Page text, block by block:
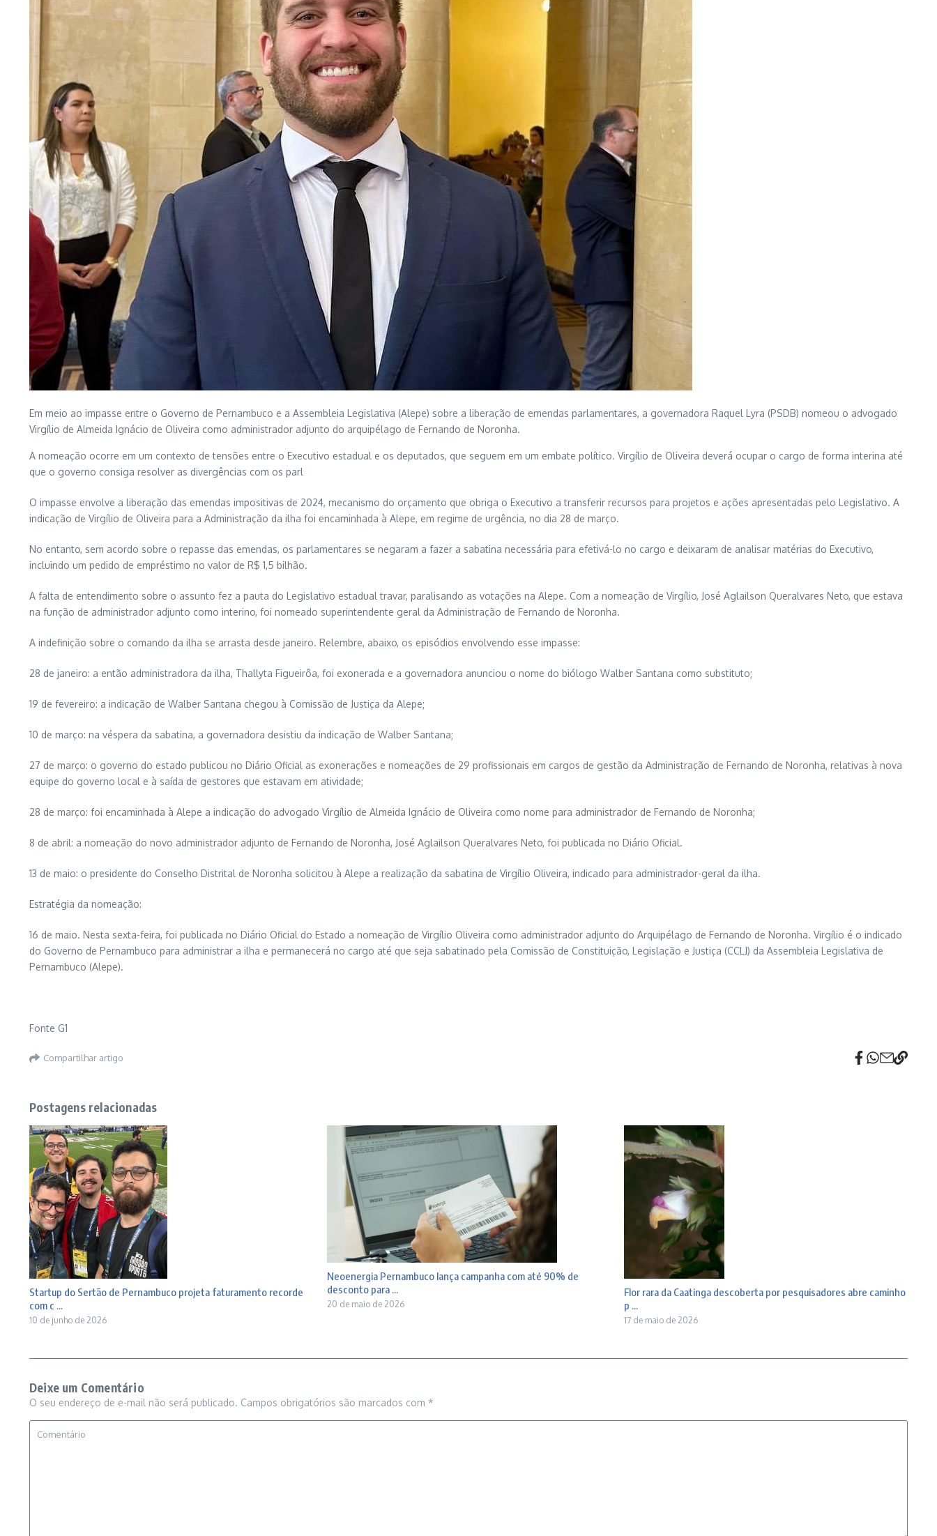
Em meio ao impasse entre o Governo de Pernambuco e a Assembleia Legislativa (Alepe) sobre a liberação de emendas parlamentares, a governadora Raquel Lyra (PSDB) nomeou o advogado
Virgílio de Almeida Ignácio de Oliveira como administrador adjunto do arquipélago de Fernando de Noronha.
A nomeação ocorre em um contexto de tensões entre o Executivo estadual e os deputados, que seguem em um embate político. Virgílio de Oliveira deverá ocupar o cargo de forma interina até
que o governo consiga resolver as divergências com os parl
O impasse envolve a liberação das emendas impositivas de 2024, mecanismo do orçamento que obriga o Executivo a transferir recursos para projetos e ações apresentadas pelo Legislativo. A
indicação de Virgílio de Oliveira para a Administração da ilha foi encaminhada à Alepe, em regime de urgência, no dia 28 de março.
No entanto, sem acordo sobre o repasse das emendas, os parlamentares se negaram a fazer a sabatina necessária para efetivá-lo no cargo e deixaram de analisar matérias do Executivo,
incluindo um pedido de empréstimo no valor de R$ 1,5 bilhão.
A falta de entendimento sobre o assunto fez a pauta do Legislativo estadual travar, paralisando as votações na Alepe. Com a nomeação de Virgílio, José Aglailson Queralvares Neto, que estava
na função de administrador adjunto como interino, foi nomeado superintendente geral da Administração de Fernando de Noronha.
A indefinição sobre o comando da ilha se arrasta desde janeiro. Relembre, abaixo, os episódios envolvendo esse impasse:
28 de janeiro: a então administradora da ilha, Thallyta Figueirôa, foi exonerada e a governadora anunciou o nome do biólogo Walber Santana como substituto;
19 de fevereiro: a indicação de Walber Santana chegou à Comissão de Justiça da Alepe;
10 de março: na véspera da sabatina, a governadora desistiu da indicação de Walber Santana;
27 de março: o governo do estado publicou no Diário Oficial as exonerações e nomeações de 29 profissionais em cargos de gestão da Administração de Fernando de Noronha, relativas à nova
equipe do governo local e à saída de gestores que estavam em atividade;
28 de março: foi encaminhada à Alepe a indicação do advogado Virgílio de Almeida Ignácio de Oliveira como nome para administrador de Fernando de Noronha;
8 de abril: a nomeação do novo administrador adjunto de Fernando de Noronha, José Aglailson Queralvares Neto, foi publicada no Diário Oficial.
13 de maio: o presidente do Conselho Distrital de Noronha solicitou à Alepe a realização da sabatina de Virgílio Oliveira, indicado para administrador-geral da ilha.
Estratégia da nomeação:
16 de maio. Nesta sexta-feira, foi publicada no Diário Oficial do Estado a nomeação de Virgílio Oliveira como administrador adjunto do Arquipélago de Fernando de Noronha. Virgílio é o indicado
do Governo de Pernambuco para administrar a ilha e permanecerá no cargo até que seja sabatinado pela Comissão de Constituição, Legislação e Justiça (CCLJ) da Assembleia Legislativa de
Pernambuco (Alepe).
Fonte G1
Compartilhar artigo
Postagens relacionadas
Startup do Sertão de Pernambuco projeta faturamento recorde
com c ...
10 de junho de 2026
Neoenergia Pernambuco lança campanha com até 90% de
desconto para ...
20 de maio de 2026
Flor rara da Caatinga descoberta por pesquisadores abre caminho
p ...
17 de maio de 2026
Deixe um Comentário
O seu endereço de e-mail não será publicado. Campos obrigatórios são marcados com *